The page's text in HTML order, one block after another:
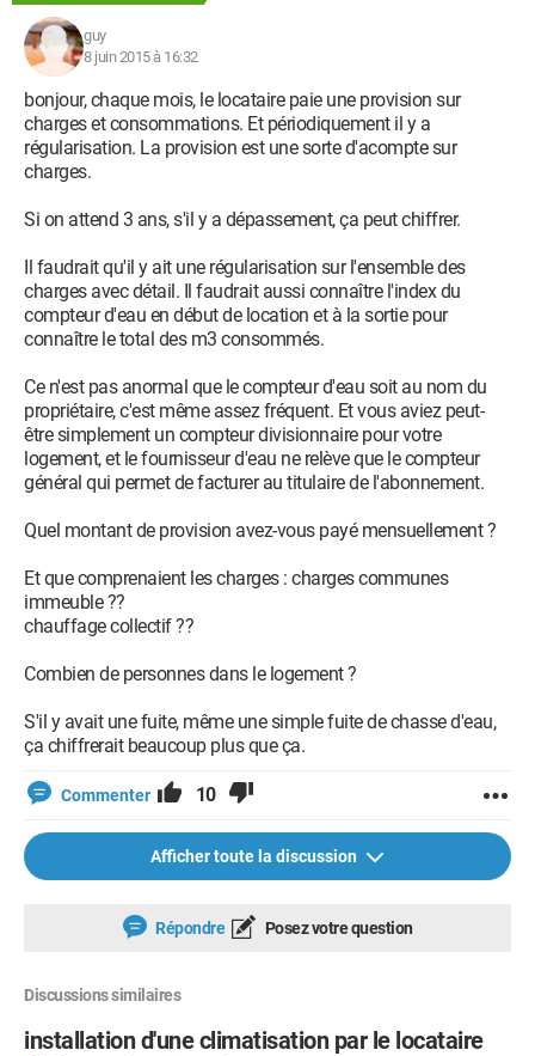
guy
8 juin 2015 à 16:32
bonjour, chaque mois, le locataire paie une provision sur
charges et consommations. Et périodiquement il y a
régularisation. La provision est une sorte d'acompte sur
charges.
Si on attend 3 ans, s'il y a dépassement, ça peut chiffrer.
Il faudrait qu'il y ait une régularisation sur l'ensemble des
charges avec détail. Il faudrait aussi connaître l'index du
compteur d'eau en début de location et à la sortie pour
connaître le total des m3 consommés.
Ce n'est pas anormal que le compteur d'eau soit au nom du
propriétaire, c'est même assez fréquent. Et vous aviez peut-
être simplement un compteur divisionnaire pour votre
logement, et le fournisseur d'eau ne relève que le compteur
général qui permet de facturer au titulaire de l'abonnement.
Quel montant de provision avez-vous payé mensuellement ?
Et que comprenaient les charges : charges communes
immeuble ??
chauffage collectif ??
Combien de personnes dans le logement ?
S'il y avait une fuite, même une simple fuite de chasse d'eau,
ça chiffrerait beaucoup plus que ça.
Commenter 10
Afficher toute la discussion
Répondre Posez votre question
Discussions similaires
installation d'une climatisation par le locataire